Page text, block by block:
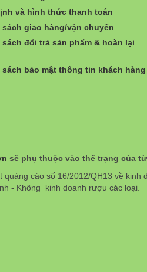
và hình thức thanh toán
sách giao hàng/vận chuyển
sách đổi trả sản phẩm & hoàn lại
sách bảo mật thông tin khách hàng
sẽ phụ thuộc vào thể trạng của
cáo số 16/2012/QH13 về kinh
- Không kinh doanh rượu các loại.